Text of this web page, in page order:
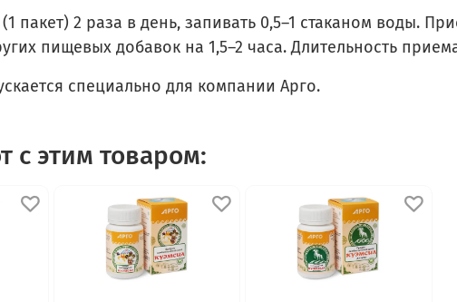
пакет) 2 раза в день, запивать 0,5–1 стаканом воды.
пищевых добавок на 1,5–2 часа. Длительность
специально для компании Арго.
с этим товаром: